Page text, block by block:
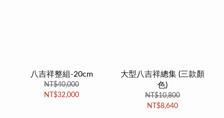
八吉祥整組-20cm
NT$40,000
NT$32,000
大型八吉祥總集 (三款顏
色)
NT$10,800
NT$8,640